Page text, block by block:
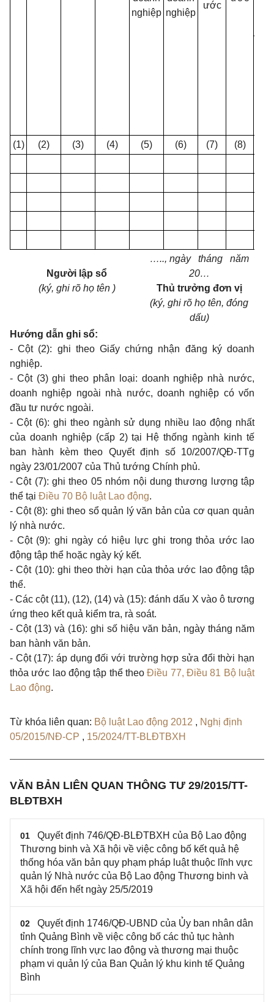
nghiệp nghiệp
ước
(1) (2) (3) (4) (5) (6) (7) (8)
Người lập sổ
(ký, ghi rõ họ tên )
….., ngày tháng năm
20…
Thủ trưởng đơn vị
(ký, ghi rõ họ tên, đóng
dấu)
Hướng dẫn ghi sổ:
- Cột (2): ghi theo Giấy chứng nhận đăng ký doanh
nghiệp.
- Cột (3) ghi theo phân loại: doanh nghiệp nhà nước,
doanh nghiệp ngoài nhà nước, doanh nghiệp có vốn
đầu tư nước ngoài.
- Cột (6): ghi theo ngành sử dụng nhiều lao động nhất
của doanh nghiệp (cấp 2) tại Hệ thống ngành kinh tế
ban hành kèm theo Quyết định số 10/2007/QĐ-TTg
ngày 23/01/2007 của Thủ tướng Chính phủ.
- Cột (7): ghi theo 05 nhóm nội dung thương lượng tập
thể tại Điều 70 Bộ luật Lao động.
- Cột (8): ghi theo sổ quản lý văn bản của cơ quan quản
lý nhà nước.
- Cột (9): ghi ngày có hiệu lực ghi trong thỏa ước lao
động tập thể hoặc ngày ký kết.
- Cột (10): ghi theo thời hạn của thỏa ước lao động tập
thể.
- Các cột (11), (12), (14) và (15): đánh dấu X vào ô tương
ứng theo kết quả kiểm tra, rà soát.
- Cột (13) và (16): ghi số hiệu văn bản, ngày tháng năm
ban hành văn bản.
- Cột (17): áp dụng đối với trường hợp sửa đổi thời hạn
thỏa ước lao động tập thể theoĐiều 77, Điều 81 Bộ luật
Lao động.
Từ khóa liên quan: Bộ luật Lao động 2012 , Nghị định
05/2015/NĐ-CP , 15/2024/TT-BLĐTBXH
VĂN BẢN LIÊN QUAN THÔNG TƯ 29/2015/TT-
BLĐTBXH
01
Quyết định 746/QĐ-BLĐTBXH của Bộ Lao động
Thương binh và Xã hội về việc công bố kết quả hệ
thống hóa văn bản quy phạm pháp luật thuộc lĩnh vực
quản lý Nhà nước của Bộ Lao động Thương binh và
Xã hội đến hết ngày 25/5/2019
02
Quyết định 1746/QĐ-UBND của Ủy ban nhân dân
tỉnh Quảng Bình về việc công bố các thủ tục hành
chính trong lĩnh vực lao động và thương mại thuộc
phạm vi quản lý của Ban Quản lý khu kinh tế Quảng
Bình